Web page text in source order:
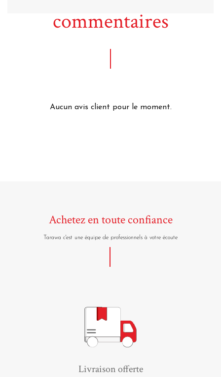
commentaires
Aucun avis client pour le moment.
Achetez en toute confiance
Tarawa c'est une équipe de professionnels à votre écoute
Livraison offerte